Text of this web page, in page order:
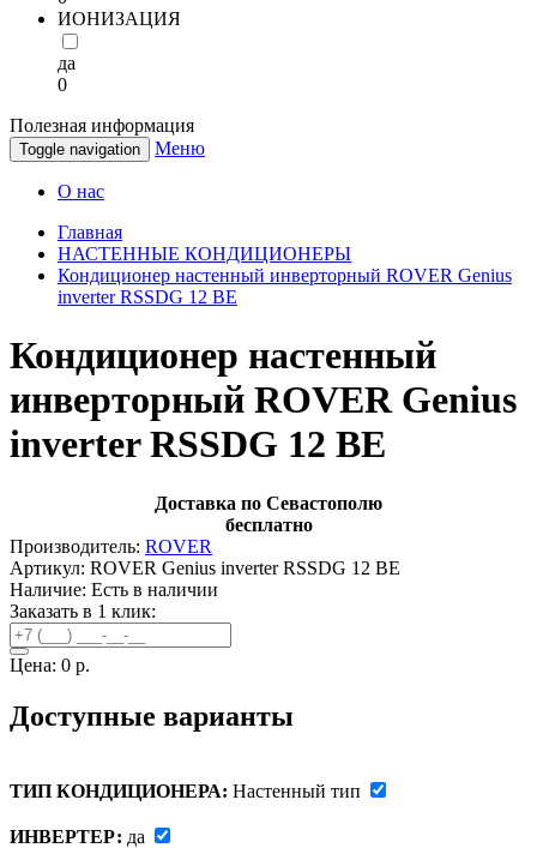
ИОНИЗАЦИЯ
да
0
Полезная информация
Toggle navigation Меню
О нас
Главная
НАСТЕННЫЕ КОНДИЦИОНЕРЫ
Кондиционер настенный инверторный ROVER Genius
inverter RSSDG 12 BE
Кондиционер настенный
инверторный ROVER Genius
inverter RSSDG 12 BE
Доставка по Севастополю
бесплатно
Производитель: ROVER
Артикул: ROVER Genius inverter RSSDG 12 BE
Наличие: Есть в наличии
Заказать в 1 клик:
Цена: 0 р.
Доступные варианты
ТИП КОНДИЦИОНЕРА: Настенный тип
ИНВЕРТЕР: да